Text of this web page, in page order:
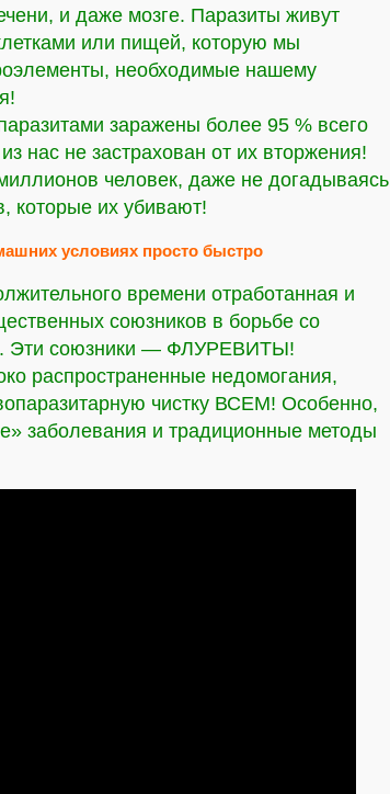
и даже мозге. Паразиты живут
или пищей, которую мы
необходимые нашему
заражены более 95 % всего
нас не застрахован от их вторжения!
человек, даже не догадываясь
которые их убивают!
условиях просто быстро
времени отработанная и
союзников в борьбе со
Эти союзники — ФЛУРЕВИТЫ!
распространенные недомогания,
чистку ВСЕМ! Особенно,
заболевания и традиционные методы